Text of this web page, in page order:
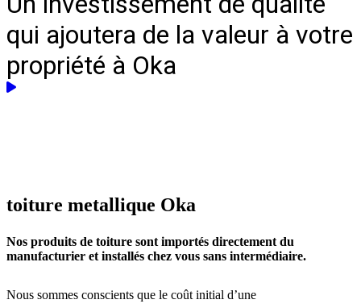
qui ajoutera de la valeur à votre
propriété à Oka
toiture metallique Oka
Nos produits de toiture sont importés directement du
manufacturier et installés chez vous sans intermédiaire.
Nous sommes conscients que le coût initial d’une